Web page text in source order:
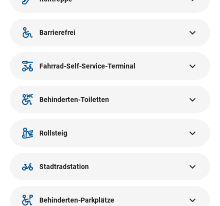
Barrierefrei
erreichen.
Fahrrad-Self-Service-Terminal
Service-Terminal zum Reparieren, Reifen aufpumpen und
für kleine Service-Arbeiten.
Behinderten-Toiletten
2. OG) im SILLPARK.
Rollsteig
Einkaufswagen befahrbar. Diese befinden sich
Erdgeschoss.
Stadtradstation
Vorplatz. Es gibt mehrere Stadtfahrräder, sowie
Behinderten-Parkplätze